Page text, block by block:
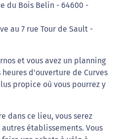
du Bois Belin - 64600 -
au 7 rue Tour de Sault -
et vous avez un planning
d'ouverture de Curves
propice où vous pourrez y
dans ce lieu, vous serez
établissements. Vous